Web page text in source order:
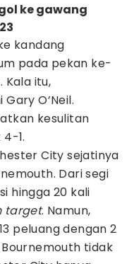
ke gawang
kandang
pada pekan ke-
Kala itu,
O’Neil.
kesulitan
1.
City sejatinya
Dari segi
hingga 20 kali
target. Namun,
peluang dengan 2
tidak